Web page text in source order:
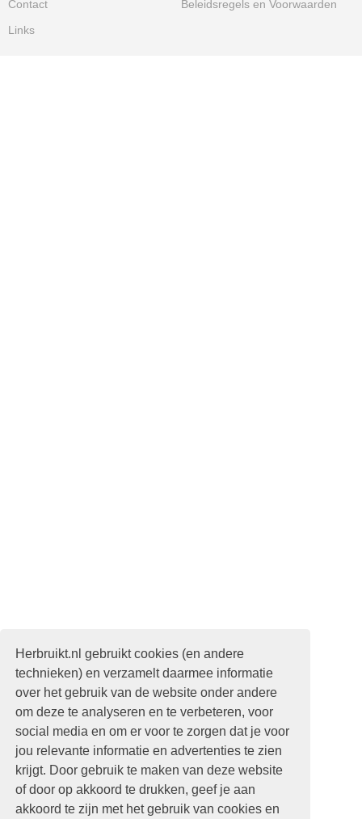
Herbruikt.nl gebruikt cookies (en andere
technieken) en verzamelt daarmee informatie
over het gebruik van de website onder andere
om deze te analyseren en te verbeteren, voor
social media en om er voor te zorgen dat je voor
jou relevante informatie en advertenties te zien
krijgt. Door gebruik te maken van deze website
of door op akkoord te drukken, geef je aan
akkoord te zijn met het gebruik van cookies en
Contact
Beleidsregels en Voorwaarden
Links